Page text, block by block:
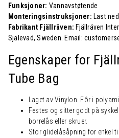
Funksjoner: Vannavstøtende
Monteringsinstruksjoner: Last
Fabrikant Fjällräven: Fjällräven
Själevad, Sweden. Email:
Egenskaper for
Tube Bag
Laget av Vinylon. Fôr i
Festes og sitter godt på
borrelås eller skruer.
Stor glidelåsåpning for enkel